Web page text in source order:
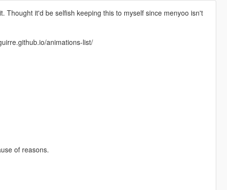
Thought it'd be selfish keeping this to myself since menyoo isn't
animations-list/
of reasons.